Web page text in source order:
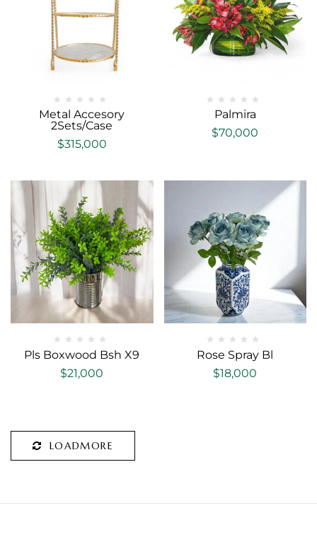
Metal Accesory
2Sets/Case
$315,000
Palmira
$70,000
Pls Boxwood Bsh X9
$21,000
Rose Spray Bl
$18,000
LOADMORE